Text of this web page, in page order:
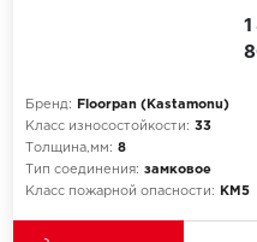
Бренд:
Floorpan (Kastamonu)
Класс износостойкости: 33
Толщина,мм: 8
Тип соединения: замковое
Класс пожарной опасности:
КМ5